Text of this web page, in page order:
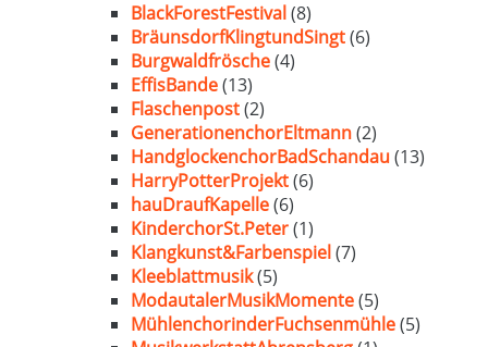
BlackForestFestival(8)
BräunsdorfKlingtundSingt(6)
Burgwaldfrösche(4)
EffisBande(13)
Flaschenpost(2)
GenerationenchorEltmann(2)
HandglockenchorBadSchandau(13)
HarryPotterProjekt(6)
hauDraufKapelle(6)
KinderchorSt.Peter(1)
Klangkunst&Farbenspiel(7)
Kleeblattmusik(5)
ModautalerMusikMomente(5)
MühlenchorinderFuchsenmühle(5)